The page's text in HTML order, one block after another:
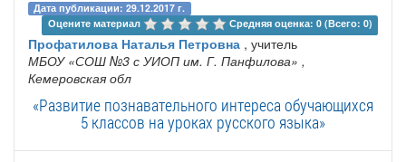
Дата публикации: 29.12.2017 г.
Оцените материал
Средняя оценка: 0 (Всего: 0)
Профатилова Наталья Петровна , учитель
МБОУ «СОШ №3 с УИОП им. Г. Панфилова» ,
Кемеровская обл
«Развитие познавательного интереса обучающихся
5 классов на уроках русского языка»